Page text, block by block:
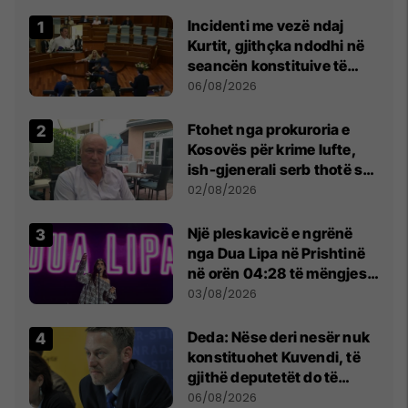
Incidenti me vezë ndaj
Kurtit, gjithçka ndodhi në
seancën konstituive të
Kuvendit
06/08/2026
Ftohet nga prokuroria e
Kosovës për krime lufte,
ish-gjenerali serb thotë se
dikush e tradhtoi në
02/08/2026
Një pleskavicë e ngrënë
nga Dua Lipa në Prishtinë
në orën 04:28 të mëngjesit
- dhe bota digjitale serbe
03/08/2026
Deda: Nëse deri nesër nuk
konstituohet Kuvendi, të
gjithë deputetët do të
bëjnë shkelje të rëndë
06/08/2026